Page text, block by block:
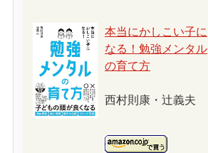
本当にかしこい子に
なる！勉強メンタル
の育て方
西村則康・辻義夫